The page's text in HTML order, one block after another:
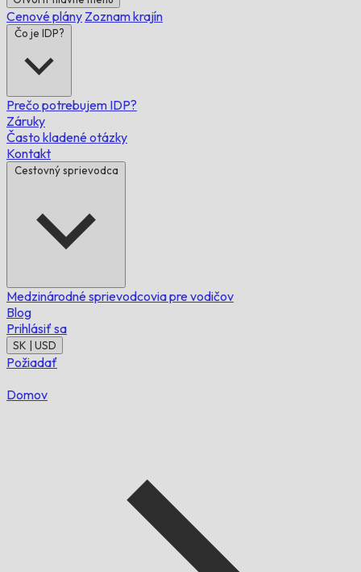
Cenové plány Zoznam krajín
Čo je IDP?
Prečo potrebujem IDP?
Záruky
Často kladené otázky
Kontakt
Cestovný sprievodca
Medzinárodné sprievodcovia pre vodičov
Blog
Prihlásiť sa
SK | USD
Požiadať
Domov